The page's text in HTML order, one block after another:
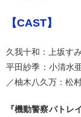
【CAST】
久我十和：上坂す
平田紗季：小清水
／柚木八久万：松
『機動警察パトレ